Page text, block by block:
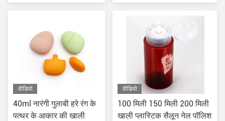
वीडियो
40ml नारंगी गुलाबी हरे रंग के
पत्थर के आकार की खाली
वीडियो
100 मिली 150 मिली 200 मिली
खाली प्लास्टिक सैलून नेल पॉलिश